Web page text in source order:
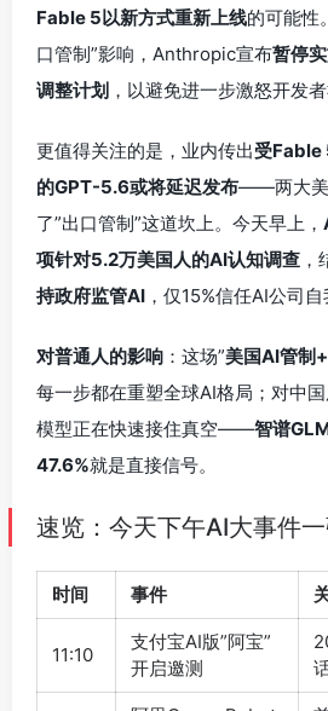
Fable 5以新方式重新上线的可能性
口管制”影响，Anthropic宣布暂停
调整计划 ，以避免进一步激怒开发者
更值得关注的是，业内传出受Fable
的GPT-5.6或将延迟发布——两大美
了”出口管制”这道坎上。今天早上，
项针对5.2万美国人的AI认知调查 ，
持政府监管AI ，仅15%信任AI公司自
对普通人的影响 ：这场”美国AI管制
每一步都在重塑全球AI格局；对中
模型正在快速接住真空——智谱
47.6%就是直接信号。
速览：今天下午AI大事件
时间 事件
11:10
支付宝AI版”阿宝”
开启邀测